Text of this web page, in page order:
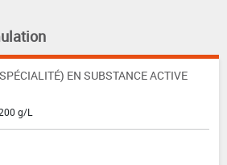
EN SUBSTANCE ACTIVE
g/L